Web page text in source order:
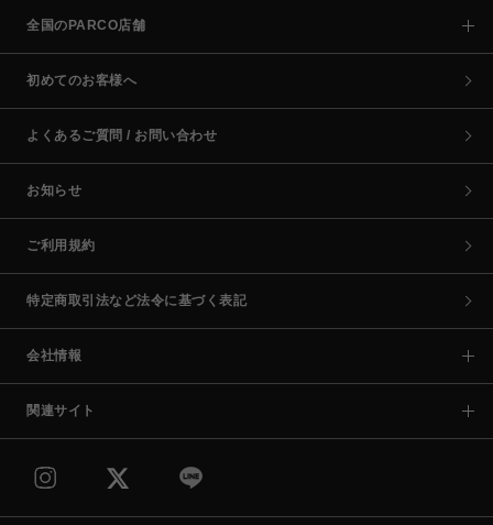
全国のPARCO店舗
初めてのお客様へ
よくあるご質問 / お問い合わせ
お知らせ
ご利用規約
特定商取引法など法令に基づく表記
会社情報
関連サイト